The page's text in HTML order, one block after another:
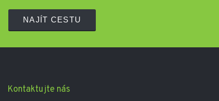
NAJÍT CESTU
Kontaktujte nás